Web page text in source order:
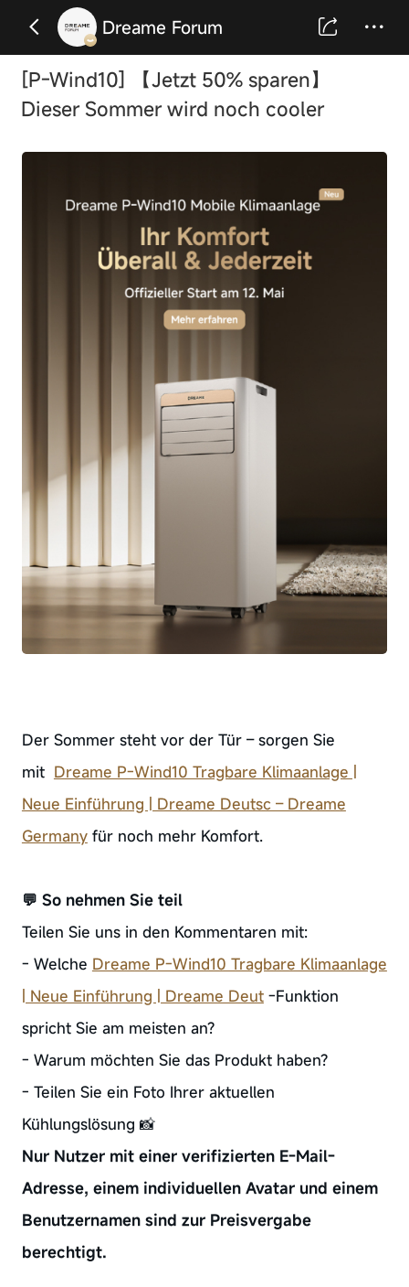
Dreame Forum
[P-Wind10] 【Jetzt 50% sparen】
Dieser Sommer wird noch cooler
Der Sommer steht vor der Tür – sorgen Sie
mit Dreame P-Wind10 Tragbare Klimaanlage |
Neue Einführung | Dreame Deutsc – Dreame
Germanyfür noch mehr Komfort.
💬 So nehmen Sie teil
Teilen Sie uns in den Kommentaren mit:
- Welche Dreame P-Wind10 Tragbare Klimaanlage
| Neue Einführung | Dreame Deut-Funktion
spricht Sie am meisten an?
- Warum möchten Sie das Produkt haben?
- Teilen Sie ein Foto Ihrer aktuellen
Kühlungslösung 📸
Nur Nutzer mit einer verifizierten E-Mail-
Adresse, einem individuellen Avatar und einem
Benutzernamen sind zur Preisvergabe
berechtigt.